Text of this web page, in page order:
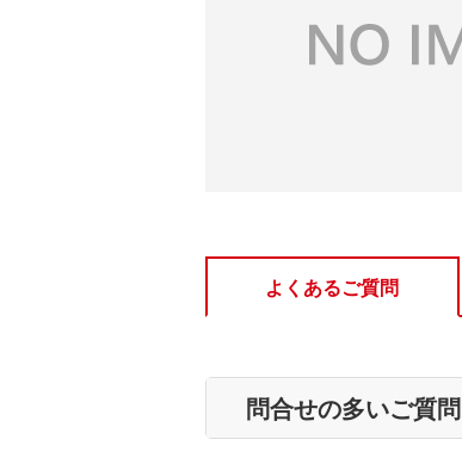
よくあるご質問
問合せの多いご質問